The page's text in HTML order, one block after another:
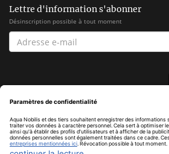
Lettre d'information s'abonner
Désinscription possible à tout moment
ADRESSE
*Tous les prix TVA comprise, hors
© Aqua Nobilis